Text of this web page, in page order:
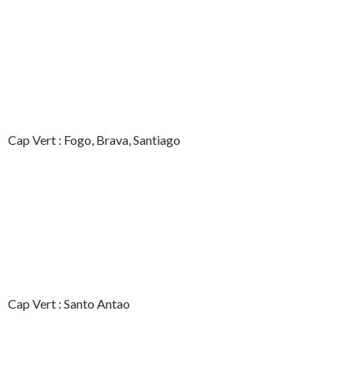
Cap Vert : Fogo, Brava, Santiago
Cap Vert : Santo Antao